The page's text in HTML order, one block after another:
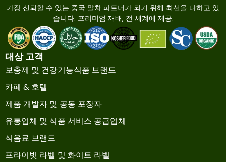
가장 신뢰할 수 있는 중국 말차 파트너가 되기 위해 최선을 다하고 있
습니다. 프리미엄 재배, 전 세계에 제공.
대상 고객
보충제 및 건강기능식품 브랜드
카페 & 호텔
제품 개발자 및 공동 포장자
유통업체 및 식품 서비스 공급업체
식음료 브랜드
프라이빗 라벨 및 화이트 라벨